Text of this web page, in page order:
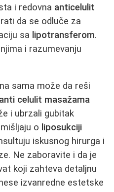
i redovna anticelulit
da se odluče za
sa lipotransferom.
i razumevanju
sama može da reši
anti celulit masažama
i ubrzali gubitak
o liposukciji
iskusnog hirurga i
Ne zaboravite i da je
koji zahteva detaljnu
izvanredne estetske